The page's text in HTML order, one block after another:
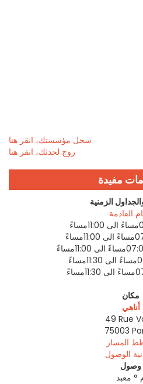
سجل مؤسستك، انقر هنا
روج لحدثك، انقر هنا
مفيدة
الزمنية
القادمة
مكان
أناهي
49 Rue
75003
المسار
الوصول
وصول
° معبد